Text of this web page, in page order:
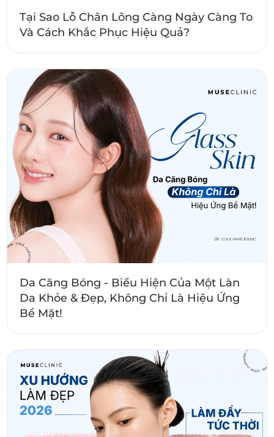
Tại Sao Lỗ Chân Lông Càng Ngày Càng To
Và Cách Khắc Phục Hiệu Quả?
Da Căng Bóng - Biểu Hiện Của Một Làn
Da Khỏe & Đẹp, Không Chỉ Là Hiệu Ứng
Bề Mặt!